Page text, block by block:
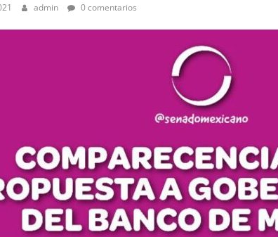
admin 0 comentarios